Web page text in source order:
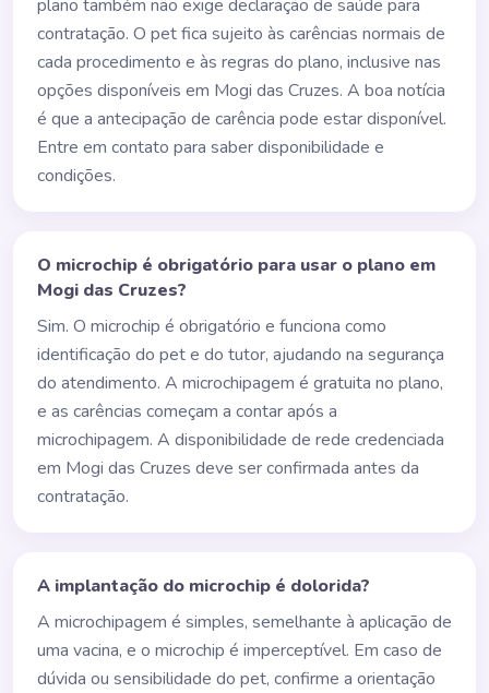
plano também não exige declaração de saúde para
contratação. O pet fica sujeito às carências normais de
cada procedimento e às regras do plano, inclusive nas
opções disponíveis em Mogi das Cruzes. A boa notícia
é que a antecipação de carência pode estar disponível.
Entre em contato para saber disponibilidade e
condições.
O microchip é obrigatório para usar o plano em
Mogi das Cruzes?
Sim. O microchip é obrigatório e funciona como
identificação do pet e do tutor, ajudando na segurança
do atendimento. A microchipagem é gratuita no plano,
e as carências começam a contar após a
microchipagem. A disponibilidade de rede credenciada
em Mogi das Cruzes deve ser confirmada antes da
contratação.
A implantação do microchip é dolorida?
A microchipagem é simples, semelhante à aplicação de
uma vacina, e o microchip é imperceptível. Em caso de
dúvida ou sensibilidade do pet, confirme a orientação